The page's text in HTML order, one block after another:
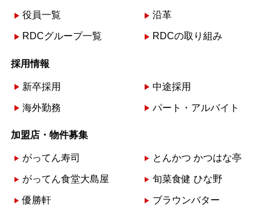
役員一覧 沿革
RDCグループ一覧 RDCの取り組み
採用情報
新卒採用 中途採用
海外勤務 パート・アルバイト
加盟店・物件募集
がってん寿司 とんかつ かつはな亭
がってん食堂大島屋 旬菜食健 ひな野
優勝軒 ブラウンバター